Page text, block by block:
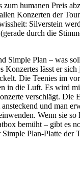
humanen Preis
Konzerten der
Silverstein
durch die
Simple Plan – was
lässt er
Die Teenies im
in die Luft. Es wird
verschlägt. Die
und man
Wenn sie
bemüht – gibt es
Plan-Platte der